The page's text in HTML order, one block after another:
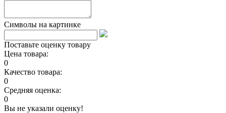
Символы на картинке
Поставьте оценку товару
Цена товара:
0
Качество товара:
0
Средняя оценка:
0
Вы не указали оценку!